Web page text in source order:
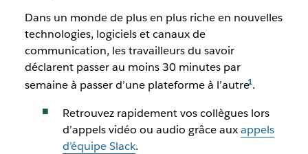
Dans un monde de plus en plus riche en nouvelles
technologies, logiciels et canaux de
communication, les travailleurs du savoir
déclarent passer au moins 30 minutes par
semaine à passer d’une plateforme à l’autre .
Retrouvez rapidement vos collègues lors
d’appels vidéo ou audio grâce auxappels
d’équipe Slack.